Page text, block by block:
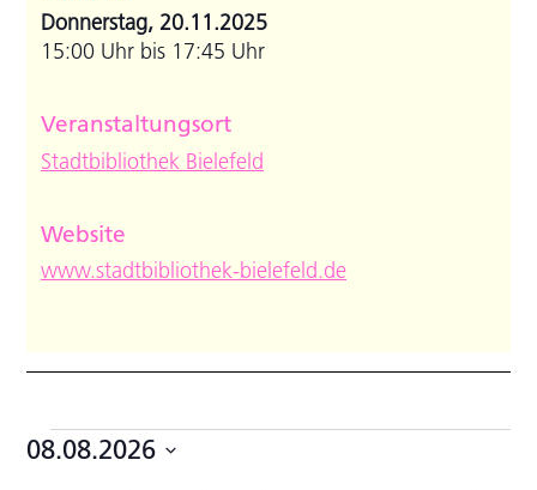
Donnerstag, 20.11.2025
15:00 Uhr bis 17:45 Uhr
Veranstaltungsort
Stadtbibliothek Bielefeld
Website
www.stadtbibliothek-bielefeld.de
Veranstaltungen
08.08.2026